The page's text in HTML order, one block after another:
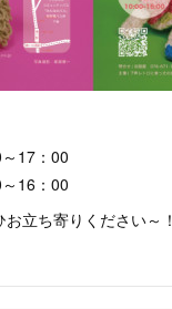
17：00
16：00
立ち寄りください～！